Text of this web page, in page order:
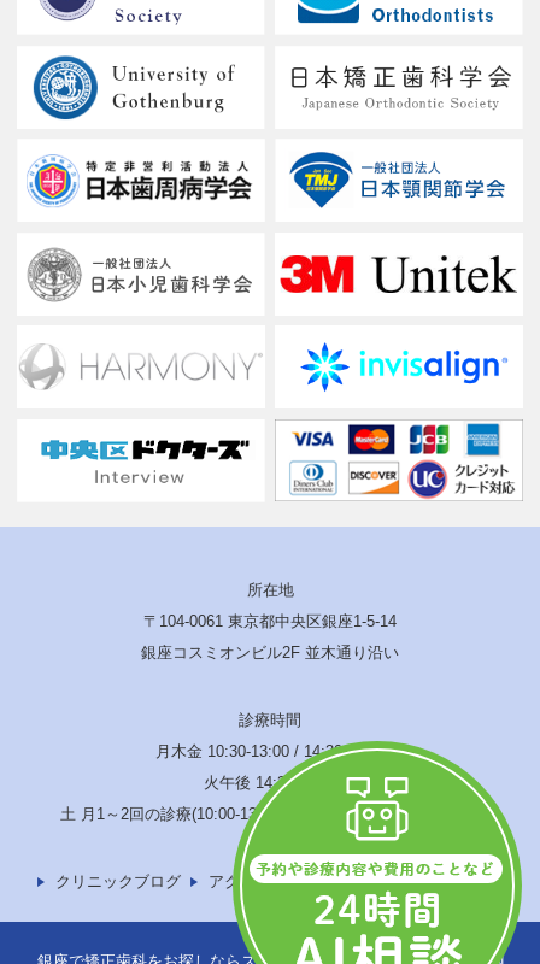
所在地
〒104-0061 東京都中央区銀座1-5-14
銀座コスミオンビル2F 並木通り沿い
診療時間
月木金 10:30-13:00 / 14:30-19:00
火午後 14:30-17:00
土 月1～2回の診療(10:00-13:00 / 14:00-17:00) 水･日･祝休診
クリニックブログ アクセス サイトマップ